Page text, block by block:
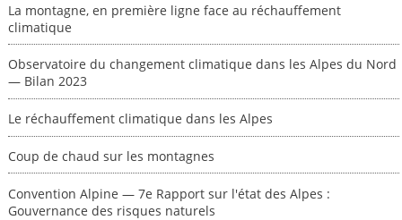
La montagne, en première ligne face au réchauffement
climatique
Observatoire du changement climatique dans les Alpes du Nord
— Bilan 2023
Le réchauffement climatique dans les Alpes
Coup de chaud sur les montagnes
Convention Alpine — 7e Rapport sur l'état des Alpes :
Gouvernance des risques naturels